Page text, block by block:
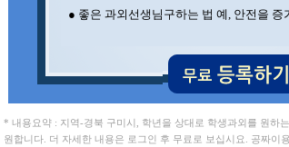
전** 포항공과대 , 이**
● 좋은 과외선생님구하는 법 예, 안전을 증
* 내용요약 : 지역-경북 구미시, 학년을 상대로 학생과외를 원하
원합니다. 더 자세한 내용은 로그인 후 무료로 보십시요. 공짜이